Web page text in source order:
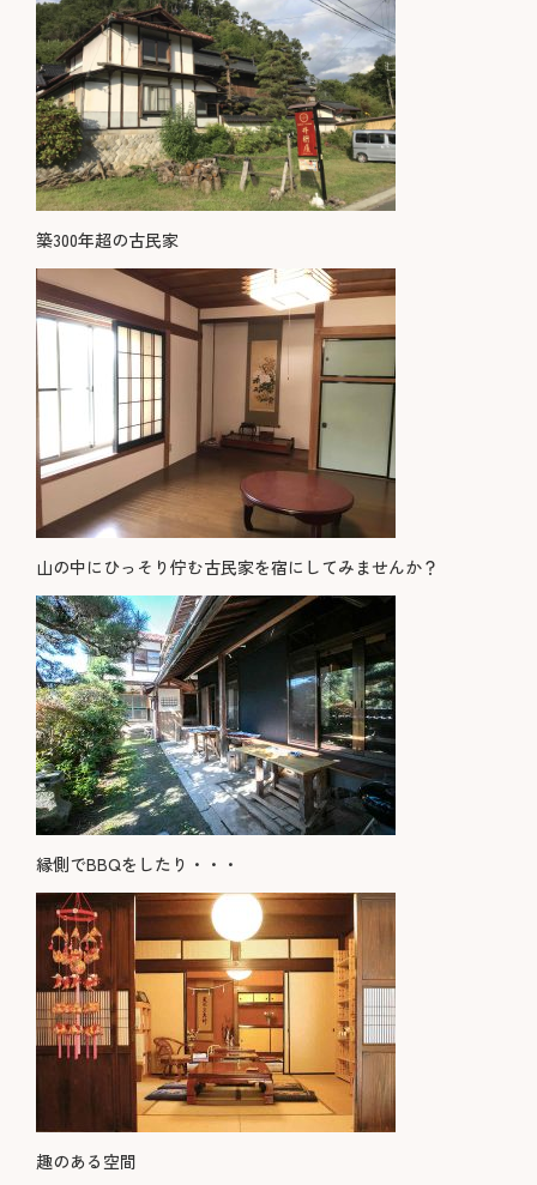
築300年超の古民家
山の中にひっそり佇む古民家を宿にしてみませんか？
縁側でBBQをしたり・・・
趣のある空間